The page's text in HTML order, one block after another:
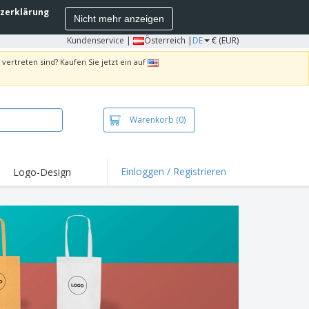
Nicht mehr anzeigen
Kundenservice | Österreich | DE € (EUR)
sind? Kaufen Sie jetzt ein auf
Warenkorb (0)
und Polos
Aktivitäten
von zu Hause
Logo-Design Einloggen / Registrieren